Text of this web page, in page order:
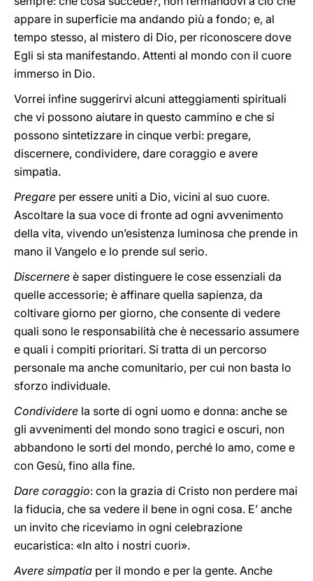
appare in superficie ma andando più a fondo; e, al
tempo stesso, al mistero di Dio, per riconoscere dove
Egli si sta manifestando. Attenti al mondo con il cuore
immerso in Dio.
Vorrei infine suggerirvi alcuni atteggiamenti spirituali
che vi possono aiutare in questo cammino e che si
possono sintetizzare in cinque verbi: pregare,
discernere, condividere, dare coraggio e avere
simpatia.
Pregare per essere uniti a Dio, vicini al suo cuore.
Ascoltare la sua voce di fronte ad ogni avvenimento
della vita, vivendo un’esistenza luminosa che prende in
mano il Vangelo e lo prende sul serio.
Discernere è saper distinguere le cose essenziali da
quelle accessorie; è affinare quella sapienza, da
coltivare giorno per giorno, che consente di vedere
quali sono le responsabilità che è necessario assumere
e quali i compiti prioritari. Si tratta di un percorso
personale ma anche comunitario, per cui non basta lo
sforzo individuale.
Condividere la sorte di ogni uomo e donna: anche se
gli avvenimenti del mondo sono tragici e oscuri, non
abbandono le sorti del mondo, perché lo amo, come e
con Gesù, fino alla fine.
Dare coraggio: con la grazia di Cristo non perdere mai
la fiducia, che sa vedere il bene in ogni cosa. E’ anche
un invito che riceviamo in ogni celebrazione
eucaristica: «In alto i nostri cuori».
Avere simpatia per il mondo e per la gente. Anche